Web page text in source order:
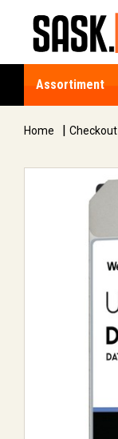
Assortiment
Home | Checkout